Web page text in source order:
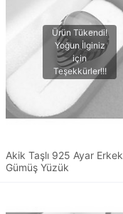
Akik Taşlı 925 Ayar Erkek
Gümüş Yüzük